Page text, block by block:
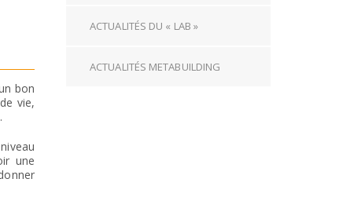
bon
vie,
une
ACTUALITÉS DU « LAB »
ACTUALITÉS METABUILDING